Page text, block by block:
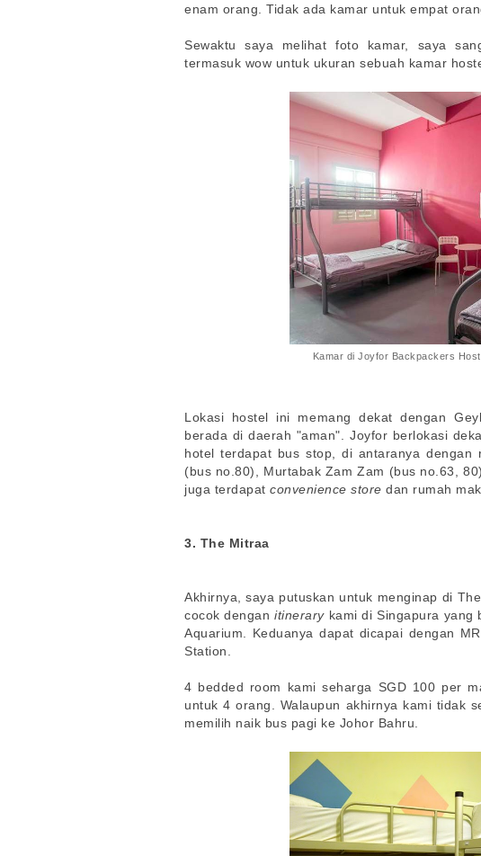
enam orang. Tidak ada kamar untuk empat
Sewaktu saya melihat foto kamar, saya
termasuk wow untuk ukuran sebuah kamar
Kamar di Joyfor Backpackers
Lokasi hostel ini memang dekat dengan
berada di daerah "aman". Joyfor berlokasi
hotel terdapat bus stop, di antaranya
(bus no.80), Murtabak Zam Zam (bus no.63,
juga terdapat convenience store dan rumah
3. The Mitraa
Akhirnya, saya putuskan untuk menginap di
cocok denganitinerarykami di Singapura yang
Aquarium. Keduanya dapat dicapai dengan
Station.
4 bedded room kami seharga SGD 100 per
untuk 4 orang. Walaupun akhirnya kami tidak
memilih naik bus pagi ke Johor Bahru.